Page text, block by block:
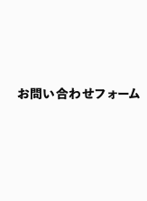
お問い合わせフォーム